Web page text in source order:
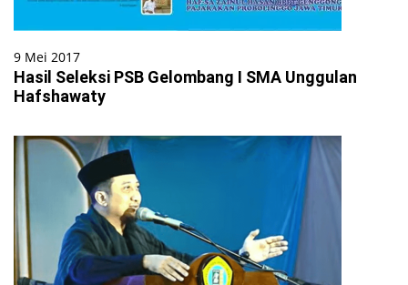
9 Mei 2017
Hasil Seleksi PSB Gelombang I SMA Unggulan
Hafshawaty